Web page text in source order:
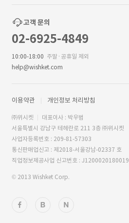
고객 문의
02-6925-4849
10:00-18:00 주말·공휴일 제외
help@wishket.com
이용약관 개인정보 처리방침
㈜위시켓
대표이사 : 박우범
서울특별시 강남구 테헤란로 211 3층 ㈜위시켓
사업자등록번호 : 209-81-57303
통신판매업신고 : 제2018-서울강남-02337 호
직업정보제공사업 신고번호 : J1200020180019
© 2013 Wishket Corp.